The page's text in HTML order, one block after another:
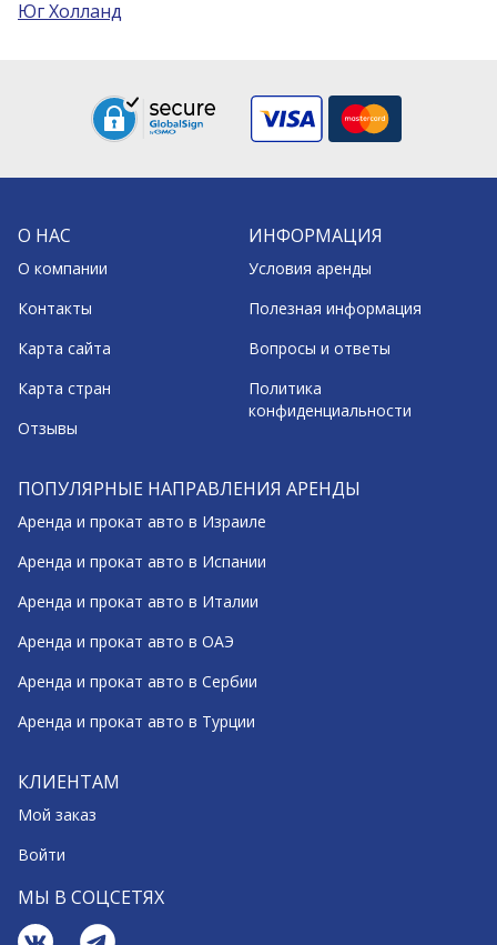
Юг Холланд
О НАС
О компании
Контакты
Карта сайта
Карта стран
Отзывы
ИНФОРМАЦИЯ
Условия аренды
Полезная информация
Вопросы и ответы
Политика
конфиденциальности
ПОПУЛЯРНЫЕ НАПРАВЛЕНИЯ АРЕНДЫ
Аренда и прокат авто в Израиле
Аренда и прокат авто в Испании
Аренда и прокат авто в Италии
Аренда и прокат авто в ОАЭ
Аренда и прокат авто в Сербии
Аренда и прокат авто в Турции
КЛИЕНТАМ
Мой заказ
Войти
МЫ В СОЦСЕТЯХ